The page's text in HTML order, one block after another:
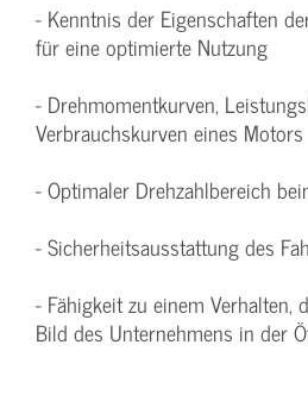
- Kenntnis der Eigenschaften
für eine optimierte Nutzung
- Drehmomentkurven,
Verbrauchskurven eines Motors
- Optimaler Drehzahlbereich
- Sicherheitsausstattung des
- Fähigkeit zu einem Verhalten,
Bild des Unternehmens in der